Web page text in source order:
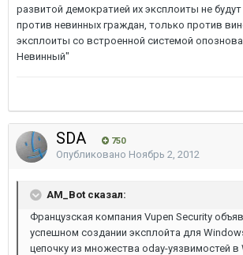
развитой демократией их эксплоиты не
против невинных граждан, только против
эксплоиты со встроенной системой
Невинный"
SDA 750
Опубликовано Ноябрь 2, 2012
AM_Bot сказал:
Французская компания Vupen Security
успешном создании эксплойта для
цепочку из множества oday-уязвимостей в